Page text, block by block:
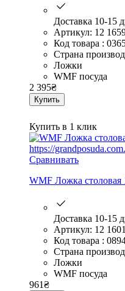
Доставка 10-15
Артикул: 12
Код товара :
Страна
Ложки
WMF посуда
2 395₴
Купить
Купить в 1 клик
Сравнивать
WMF Ложка столовая
Доставка 10-15
Артикул: 12
Код товара :
Страна
Ложки
WMF посуда
961₴